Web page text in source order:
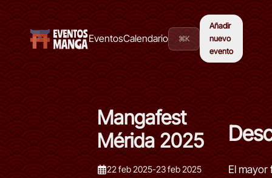
EventosCalendario ⌘K
Añadir
nuevo
evento
Mangafest
Mérida 2025
22 feb 2025-23 feb 2025
El mayor